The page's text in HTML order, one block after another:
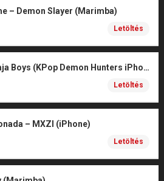
– Demon Slayer (Marimba)
Letöltés
Your Idol – Saja Boys (KPop Demon Hunters iPhone)
Letöltés
– MXZI (iPhone)
Letöltés